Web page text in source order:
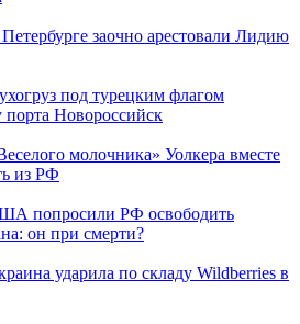
заочно арестовали Лидию
под турецким флагом
Новороссийск
молочника» Уолкера вместе
из РФ
попросили РФ освободить
он при смерти?
ударила по складу Wildberries в